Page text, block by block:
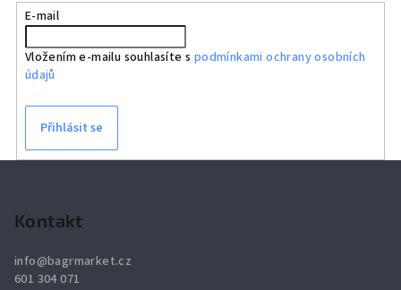
E-mail
Vložením e-mailu souhlasíte s podmínkami ochrany osobních
údajů
Přihlásit se
Kontakt
info@bagrmarket.cz
601 304 071